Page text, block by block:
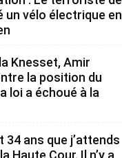
un vélo électrique en
Knesset, Amir
la position du
loi a échoué à la
34 ans que j’attends
Haute Cour. Il n’y a